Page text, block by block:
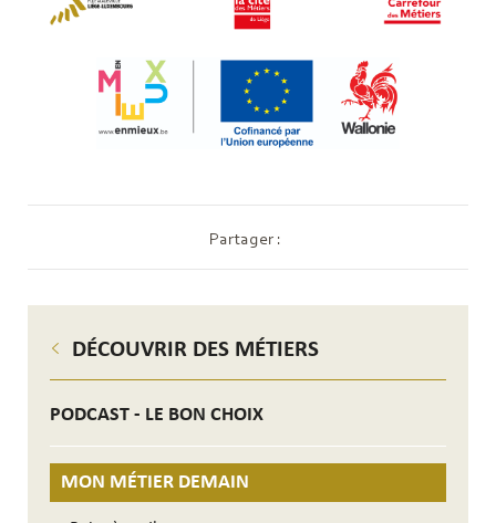
DÉCOUVRIR DES MÉTIERS
PODCAST - LE BON CHOIX
MON MÉTIER DEMAIN
Partager :